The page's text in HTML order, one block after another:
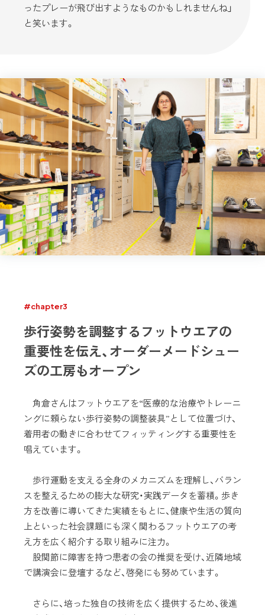
ったプレーが飛び出すようなものかもしれませんね」
と笑います。
#chapter3
歩行姿勢を調整するフットウエアの
重要性を伝え、オーダーメードシュー
ズの工房もオープン
角倉さんはフットウエアを“医療的な治療やトレーニ
ングに頼らない歩行姿勢の調整装具”として位置づけ、
着用者の動きに合わせてフィッティングする重要性を
唱えています。
歩行運動を支える全身のメカニズムを理解し、バラン
スを整えるための膨大な研究・実践データを蓄積。歩き
方を改善に導いてきた実績をもとに、健康や生活の質向
上といった社会課題にも深く関わるフットウエアの考
え方を広く紹介する取り組みに注力。
股関節に障害を持つ患者の会の推奨を受け、近隣地域
で講演会に登壇するなど、啓発にも努めています。
さらに、培った独自の技術を広く提供するため、後進